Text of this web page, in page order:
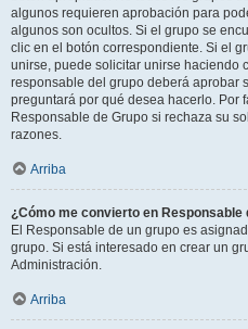
algunos requieren aprobación para
algunos son ocultos. Si el grupo se
clic en el botón correspondiente. Si el
unirse, puede solicitar unirse haciendo
responsable del grupo deberá aprobar
preguntará por qué desea hacerlo. Por
Responsable de Grupo si rechaza su
razones.
Arriba
¿Cómo me convierto en Responsable
El Responsable de un grupo es
grupo. Si está interesado en crear un
Administración.
Arriba